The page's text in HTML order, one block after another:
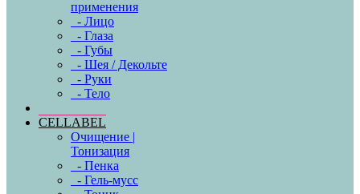
применения
- Лицо
- Глаза
- Губы
- Шея / Декольте
- Руки
- Тело
CELLABEL
Очищение |
Тонизация
- Пенка
- Гель-мусс